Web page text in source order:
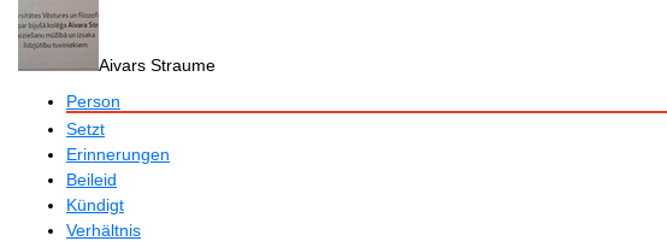
Aivars Straume
Person
Setzt
Erinnerungen
Beileid
Kündigt
Verhältnis